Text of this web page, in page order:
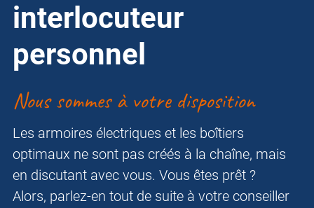
interlocuteur
personnel
Nous sommes à votre disposition
Les armoires électriques et les boîtiers
optimaux ne sont pas créés à la chaîne, mais
en discutant avec vous. Vous êtes prêt ?
Alors, parlez-en tout de suite à votre conseiller